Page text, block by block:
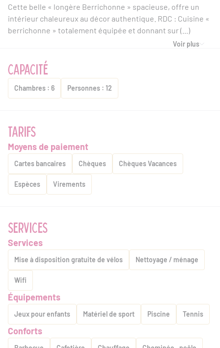
Cette belle « longère Berrichonne » spacieuse, offre un
intérieur chaleureux au décor authentique. RDC : Cuisine «
berrichonne » totalement équipée et donnant sur (...)
Voir plus
CAPACITÉ
Chambres : 6 Personnes : 12
TARIFS
Moyens de paiement
Cartes bancaires Chèques Chèques Vacances
Espèces Virements
SERVICES
Services
Mise à disposition gratuite de vélos Nettoyage / ménage
Wifi
Équipements
Jeux pour enfants Matériel de sport Piscine Tennis
Conforts